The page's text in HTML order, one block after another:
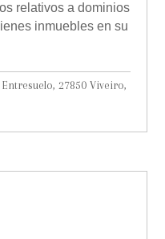
relativos a dominios
inmuebles en su
27850 Viveiro,